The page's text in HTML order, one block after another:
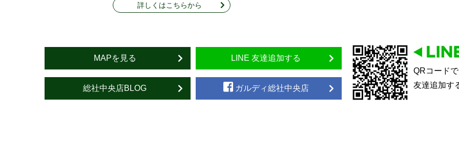
詳しくはこちらから
MAPを見る
総社中央店BLOG
LINE 友達追加する
ガルディ総社中央店
QRコードで
友達追加す